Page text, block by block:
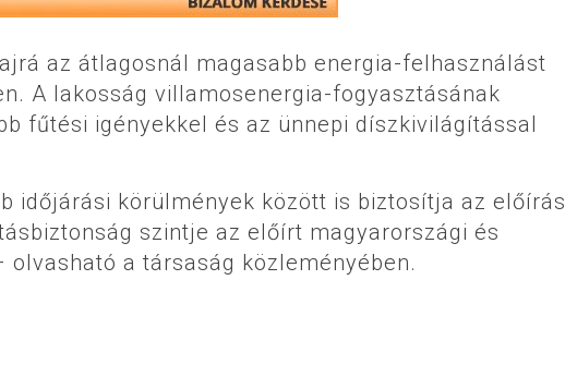
az átlagosnál magasabb energia-felhasználást
A lakosság villamosenergia-fogyasztásának
fűtési igényekkel és az ünnepi díszkivilágítással
időjárási körülmények között is biztosítja az előírás
szintje az előírt magyarországi és
a társaság közleményében.